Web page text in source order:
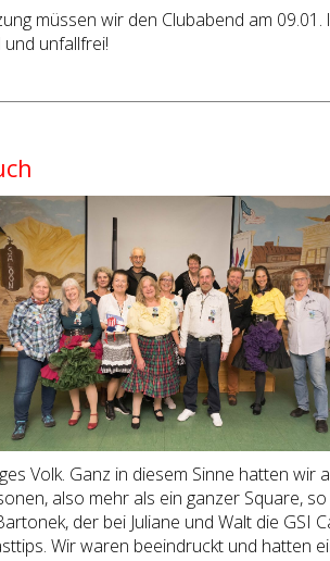
müssen wir den Clubabend am
unfallfrei!
Volk. Ganz in diesem Sinne hatten wir
also mehr als ein ganzer Square,
der bei Juliane und Walt die GSI
Wir waren beeindruckt und hatten